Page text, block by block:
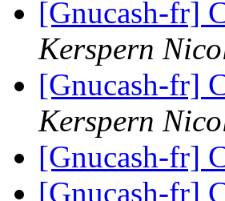
[Gnucash-fr]
Kerspern
[Gnucash-fr]
Kerspern
[Gnucash-fr]
[Gnucash-fr]